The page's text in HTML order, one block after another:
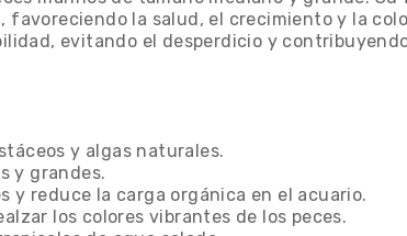
la salud, el crecimiento y la
evitando el desperdicio y
y algas naturales.
y grandes.
y reduce la carga orgánica en el acuario.
los colores vibrantes de los peces.